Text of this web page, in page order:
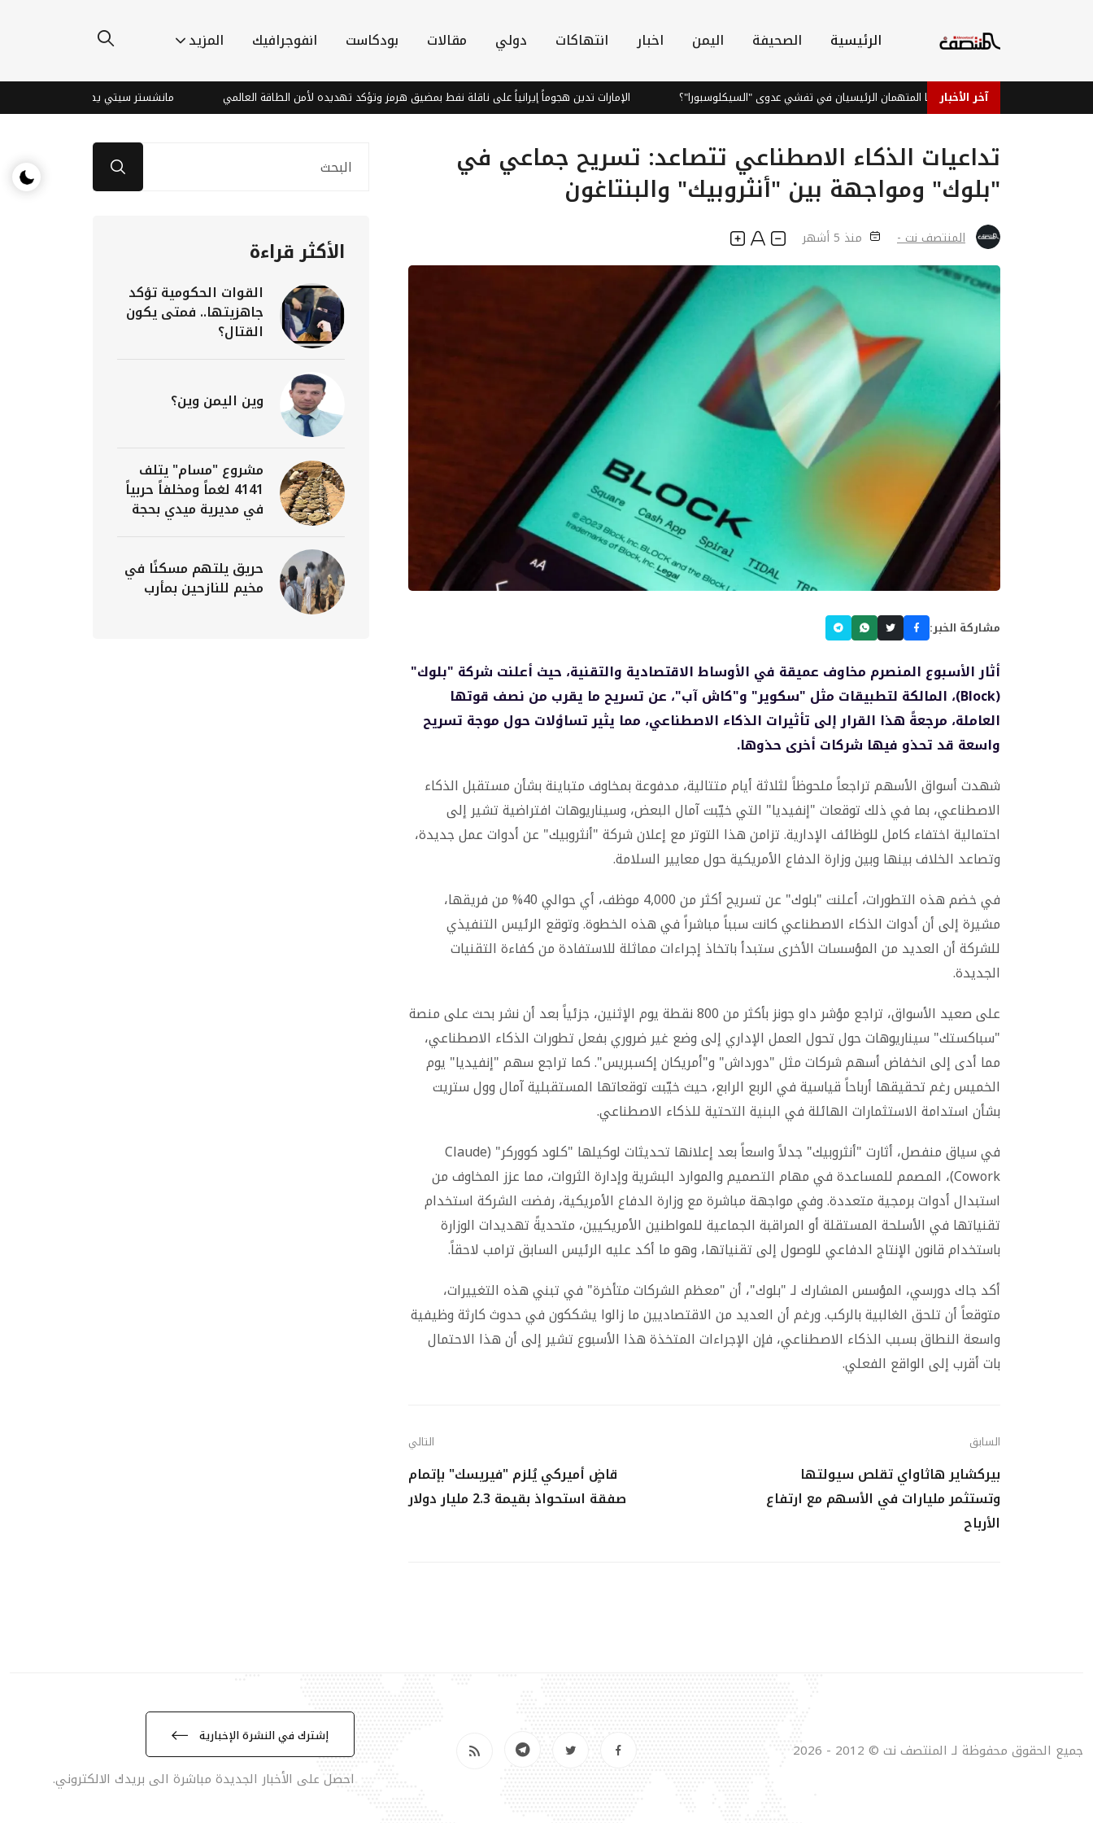
الرئيسية الصحيفة اليمن اخبار انتهاكات دولي مقالات بودكاست انفوجرافيك المزيد
آخر الأخبار
الفراولة والتوت.. هل هما المتهمان الرئيسيان في تفشي عدوى "السيكلوسبورا"؟ الإمارات تدين هجوماً إيرانياً على ناقلة نفط بمضيق هرمز وتؤكد تهديده لأمن الطاقة العالمي مانشستر سيتي يضم الحارس الأرجنتيني رولي
تداعيات الذكاء الاصطناعي تتصاعد: تسريح جماعي في
"بلوك" ومواجهة بين "أنثروبيك" والبنتاغون
المنتصف نت - منذ 5 أشهر
مشاركة الخبر:
أثار الأسبوع المنصرم مخاوف عميقة في الأوساط الاقتصادية والتقنية، حيث أعلنت شركة "بلوك"
(Block)، المالكة لتطبيقات مثل "سكوير" و"كاش آب"، عن تسريح ما يقرب من نصف قوتها
العاملة، مرجعةً هذا القرار إلى تأثيرات الذكاء الاصطناعي، مما يثير تساؤلات حول موجة تسريح
واسعة قد تحذو فيها شركات أخرى حذوها.
شهدت أسواق الأسهم تراجعاً ملحوظاً لثلاثة أيام متتالية، مدفوعة بمخاوف متباينة بشأن مستقبل الذكاء
الاصطناعي، بما في ذلك توقعات "إنفيديا" التي خيّبت آمال البعض، وسيناريوهات افتراضية تشير إلى
احتمالية اختفاء كامل للوظائف الإدارية. تزامن هذا التوتر مع إعلان شركة "أنثروبيك" عن أدوات عمل جديدة،
وتصاعد الخلاف بينها وبين وزارة الدفاع الأمريكية حول معايير السلامة.
في خضم هذه التطورات، أعلنت "بلوك" عن تسريح أكثر من 4,000 موظف، أي حوالي 40% من فريقها،
مشيرة إلى أن أدوات الذكاء الاصطناعي كانت سبباً مباشراً في هذه الخطوة. وتوقع الرئيس التنفيذي
للشركة أن العديد من المؤسسات الأخرى ستبدأ باتخاذ إجراءات مماثلة للاستفادة من كفاءة التقنيات
الجديدة.
على صعيد الأسواق، تراجع مؤشر داو جونز بأكثر من 800 نقطة يوم الإثنين، جزئياً بعد أن نشر بحث على منصة
"سباكستك" سيناريوهات حول تحول العمل الإداري إلى وضع غير ضروري بفعل تطورات الذكاء الاصطناعي،
مما أدى إلى انخفاض أسهم شركات مثل "دورداش" و"أمريكان إكسبريس". كما تراجع سهم "إنفيديا" يوم
الخميس رغم تحقيقها أرباحاً قياسية في الربع الرابع، حيث خيّبت توقعاتها المستقبلية آمال وول ستريت
بشأن استدامة الاستثمارات الهائلة في البنية التحتية للذكاء الاصطناعي.
في سياق منفصل، أثارت "أنثروبيك" جدلاً واسعاً بعد إعلانها تحديثات لوكيلها "كلود كووركر" (Claude
Cowork)، المصمم للمساعدة في مهام التصميم والموارد البشرية وإدارة الثروات، مما عزز المخاوف من
استبدال أدوات برمجية متعددة. وفي مواجهة مباشرة مع وزارة الدفاع الأمريكية، رفضت الشركة استخدام
تقنياتها في الأسلحة المستقلة أو المراقبة الجماعية للمواطنين الأمريكيين، متحديةً تهديدات الوزارة
باستخدام قانون الإنتاج الدفاعي للوصول إلى تقنياتها، وهو ما أكد عليه الرئيس السابق ترامب لاحقاً.
أكد جاك دورسي، المؤسس المشارك لـ "بلوك"، أن "معظم الشركات متأخرة" في تبني هذه التغييرات،
متوقعاً أن تلحق الغالبية بالركب. ورغم أن العديد من الاقتصاديين ما زالوا يشككون في حدوث كارثة وظيفية
واسعة النطاق بسبب الذكاء الاصطناعي، فإن الإجراءات المتخذة هذا الأسبوع تشير إلى أن هذا الاحتمال
بات أقرب إلى الواقع الفعلي.
السابق
بيركشاير هاثاواي تقلص سيولتها
وتستثمر مليارات في الأسهم مع ارتفاع
الأرباح
التالي
قاضٍ أميركي يُلزم "فيريسك" بإتمام
صفقة استحواذ بقيمة 2.3 مليار دولار
الأكثر قراءة
القوات الحكومية تؤكد
جاهزيتها.. فمتى يكون
القتال؟
وين اليمن وين؟
مشروع "مسام" يتلف
4141 لغماً ومخلفاً حربياً
في مديرية ميدي بحجة
حريق يلتهم مسكنًا في
مخيم للنازحين بمأرب
جميع الحقوق محفوظة لـ المنتصف نت © 2012 - 2026
إشترك في النشرة الإخبارية
احصل على الأخبار الجديدة مباشرة الى بريدك الالكتروني.